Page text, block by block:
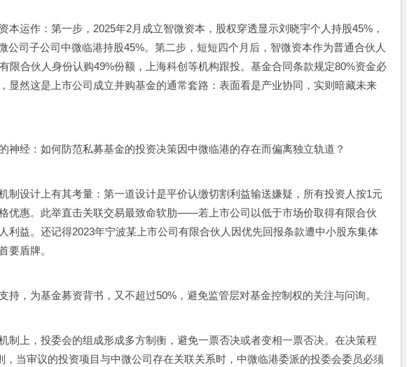
本运作：第一步，2025年2月成立智微资本，股权穿透显示刘晓宇个人持股45%，
公司子公司中微临港持股45%。第二步，短短四个月后，智微资本作为普通合伙人
限合伙人身份认购49%份额，上海科创等机构跟投。基金合同条款规定80%资金必
显然这是上市公司成立并购基金的通常套路：表面看是产业协同，实则暗藏未来
神经：如何防范私募基金的投资决策因中微临港的存在而偏离独立轨道？
制设计上有其考量：第一道设计是平价认缴切割利益输送嫌疑，所有投资人按1元
优惠。此举直击关联交易最致命软肋——若上市公司以低于市场价取得有限合伙
利益。还记得2023年宁波某上市公司有限合伙人因优先回报条款遭中小股东集体
要盾牌。
持，为基金募资背书，又不超过50%，避免监管层对基金控制权的关注与问询。
制上，投委会的组成形成多方制衡，避免一票否决或者变相一票否决。在决策程
，当审议的投资项目与中微公司存在关联关系时，中微临港委派的投委会委员必须